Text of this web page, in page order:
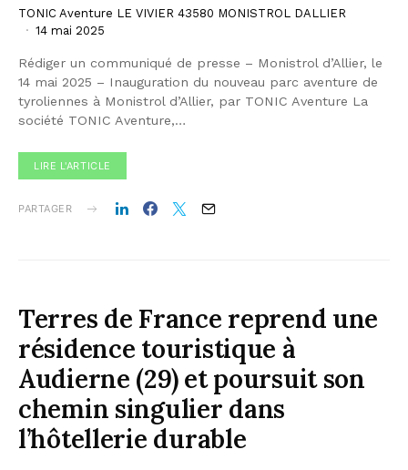
TONIC Aventure LE VIVIER 43580 MONISTROL DALLIER
14 mai 2025
Rédiger un communiqué de presse – Monistrol d’Allier, le
14 mai 2025 – Inauguration du nouveau parc aventure de
tyroliennes à Monistrol d’Allier, par TONIC Aventure La
société TONIC Aventure,…
LIRE L'ARTICLE
PARTAGER
Terres de France reprend une
résidence touristique à
Audierne (29) et poursuit son
chemin singulier dans
l’hôtellerie durable